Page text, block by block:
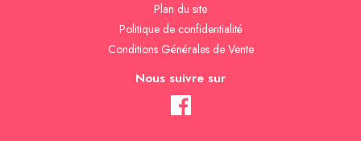
Plan du site
Politique de confidentialité
Conditions Générales de Vente
Nous suivre sur